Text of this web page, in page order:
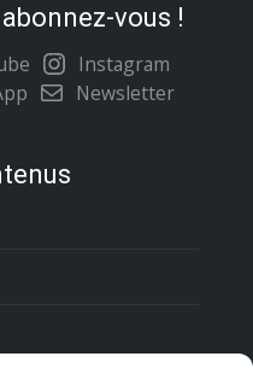
vous !
Instagram
Newsletter